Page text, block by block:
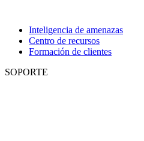
Inteligencia de amenazas
Centro de recursos
Formación de clientes
SOPORTE